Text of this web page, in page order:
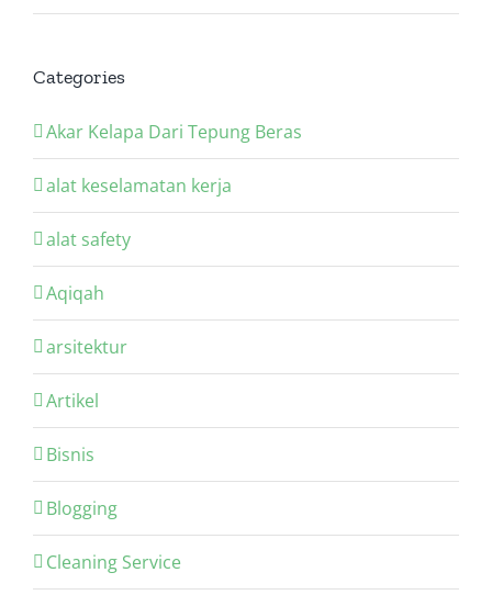
Categories
Akar Kelapa Dari Tepung Beras
alat keselamatan kerja
alat safety
Aqiqah
arsitektur
Artikel
Bisnis
Blogging
Cleaning Service